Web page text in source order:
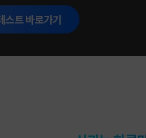
스트 바로가기